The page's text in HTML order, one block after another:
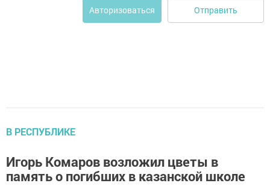
Авторизоваться Отправить
В РЕСПУБЛИКЕ
Игорь Комаров возложил цветы в
память о погибших в казанской школе